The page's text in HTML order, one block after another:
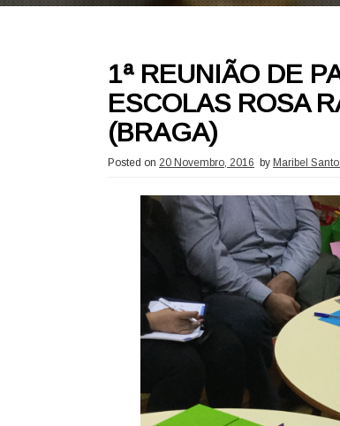
1ª REUNIÃO DE
ESCOLAS ROSA
(BRAGA)
Posted on 20 Novembro, 2016 by Maribel